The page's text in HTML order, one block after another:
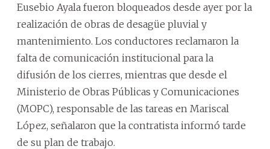
Eusebio Ayala fueron bloqueados desde ayer por la
realización de obras de desagüe pluvial y
mantenimiento. Los conductores reclamaron la
falta de comunicación institucional para la
difusión de los cierres, mientras que desde el
Ministerio de Obras Públicas y Comunicaciones
(MOPC), responsable de las tareas en Mariscal
López, señalaron que la contratista informó tarde
de su plan de trabajo.